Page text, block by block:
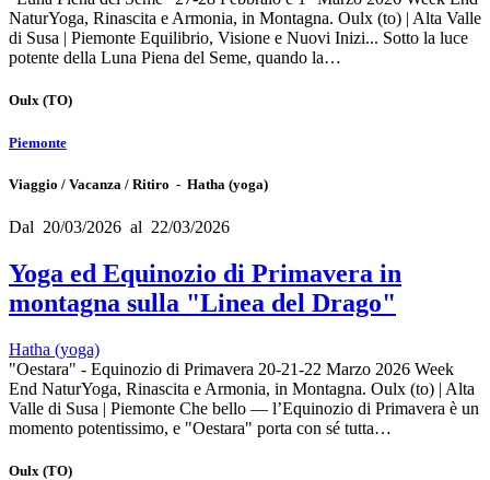
NaturYoga, Rinascita e Armonia, in Montagna. Oulx (to) | Alta Valle
di Susa | Piemonte Equilibrio, Visione e Nuovi Inizi... Sotto la luce
potente della Luna Piena del Seme, quando la…
Oulx (TO)
Piemonte
Viaggio / Vacanza / Ritiro - Hatha (yoga)
Dal 20/03/2026 al 22/03/2026
Yoga ed Equinozio di Primavera in
montagna sulla "Linea del Drago"
Hatha (yoga)
"Oestara" - Equinozio di Primavera 20-21-22 Marzo 2026 Week
End NaturYoga, Rinascita e Armonia, in Montagna. Oulx (to) | Alta
Valle di Susa | Piemonte Che bello — l’Equinozio di Primavera è un
momento potentissimo, e "Oestara" porta con sé tutta…
Oulx (TO)